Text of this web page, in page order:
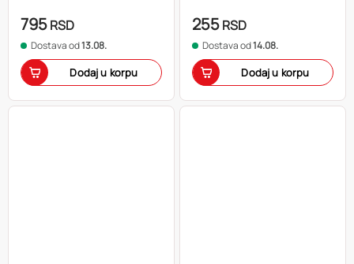
795RSD
Dostava od13.08.
Dodaj u korpu
255RSD
Dostava od14.08.
Dodaj u korpu